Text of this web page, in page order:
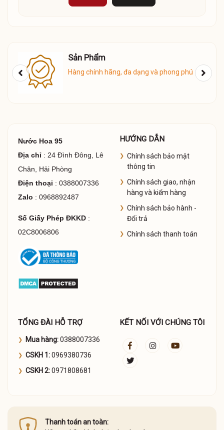
Sản Phẩm
Hàng chính hãng, đa dạng và phong phú
Nước Hoa 95
Địa chỉ : 24 Đình Đông, Lê
Chân, Hải Phòng
Điện thoại : 0388007336
Zalo : 0968892487
Số Giấy Phép ĐKKD:
02C8006806
HƯỚNG DẪN
Chính sách bảo mật
thông tin
Chính sách giao, nhận
hàng và kiểm hàng
Chính sách bảo hành -
Đổi trả
Chính sách thanh toán
TỔNG ĐÀI HỖ TRỢ
Mua hàng:0388007336
CSKH 1:0969380736
CSKH 2:0971808681
KẾT NỐI VỚI CHÚNG TÔI
Thanh toán an toàn: